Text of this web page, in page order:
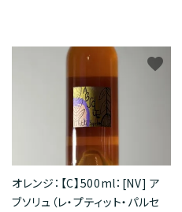
オレンジ：【C】500ml：[NV] ア
ブソリュ（レ・プティット・パルセ
favorite